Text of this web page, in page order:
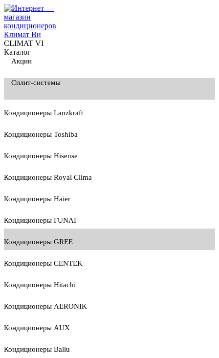
CLIMAT VI
Каталог
Акции
Сплит-системы
Кондиционеры Lanzkraft
Кондиционеры Toshiba
Кондиционеры Hisense
Кондиционеры Royal Clima
Кондиционеры Haier
Кондиционеры FUNAI
Кондиционеры GREE
Кондиционеры CENTEK
Кондиционеры Hitachi
Кондиционеры AERONIK
Кондиционеры AUX
Кондиционеры Ballu